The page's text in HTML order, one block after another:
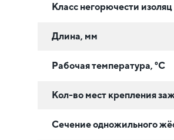
Класс негорючести
Длина, мм
Рабочая температура, °C
Кол-во мест крепления
Сечение одножильного